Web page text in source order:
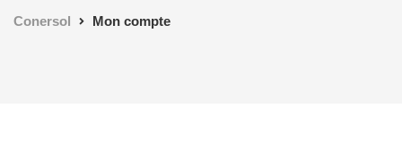
Conersol Mon compte